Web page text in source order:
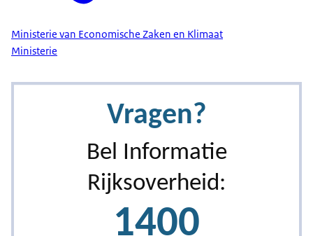
Ministerie van Economische Zaken en Klimaat
Ministerie